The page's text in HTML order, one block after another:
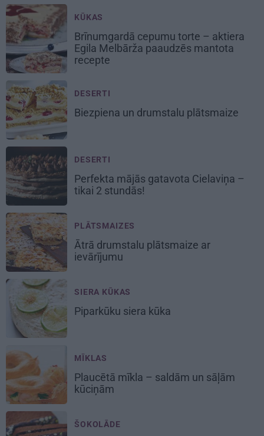
KŪKAS
Brīnumgardā cepumu torte – aktiera
Egila Melbārža paaudzēs mantota
recepte
DESERTI
Biezpiena un drumstalu plātsmaize
DESERTI
Perfekta mājās gatavota Cielaviņa –
tikai 2 stundās!
PLĀTSMAIZES
Ātrā drumstalu plātsmaize ar
ievārījumu
SIERA KŪKAS
Piparkūku siera kūka
MĪKLAS
Plaucētā mīkla – saldām un sāļām
kūciņām
ŠOKOLĀDE